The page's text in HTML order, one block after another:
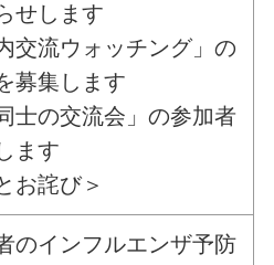
せします
交流ウォッチング」の
募集します
士の交流会」の参加者
ます
お詫び＞
のインフルエンザ予防